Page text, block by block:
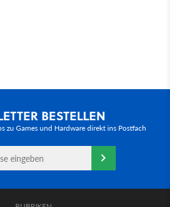
BESTELLEN
zu Games und Hardware direkt ins Postfach